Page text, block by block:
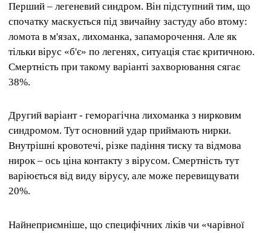
Перший – легеневий синдром. Він підступний тим, що
спочатку маскується під звичайну застуду або втому:
ломота в м'язах, лихоманка, запаморочення. Але як
тільки вірус «б'є» по легенях, ситуація стає критичною.
Смертність при такому варіанті захворювання сягає
38%.
Другий варіант - геморагічна лихоманка з нирковим
синдромом. Тут основний удар приймають нирки.
Внутрішні кровотечі, різке падіння тиску та відмова
нирок – ось ціна контакту з вірусом. Смертність тут
варіюється від виду вірусу, але може перевищувати
20%.
Найнеприємніше, що специфічних ліків чи «чарівної